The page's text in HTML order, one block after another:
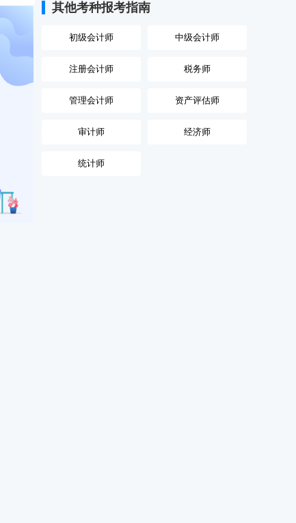
其他考种报考指南
初级会计师 中级会计师
注册会计师 税务师
管理会计师 资产评估师
审计师 经济师
统计师